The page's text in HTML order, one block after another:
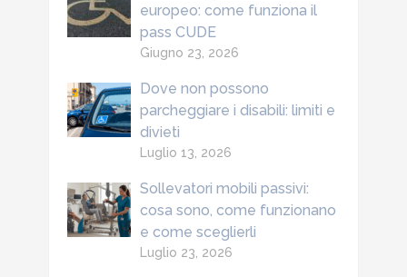
europeo: come funziona il
pass CUDE
Giugno 23, 2026
Dove non possono
parcheggiare i disabili: limiti e
divieti
Luglio 13, 2026
Sollevatori mobili passivi:
cosa sono, come funzionano
e come sceglierli
Luglio 23, 2026